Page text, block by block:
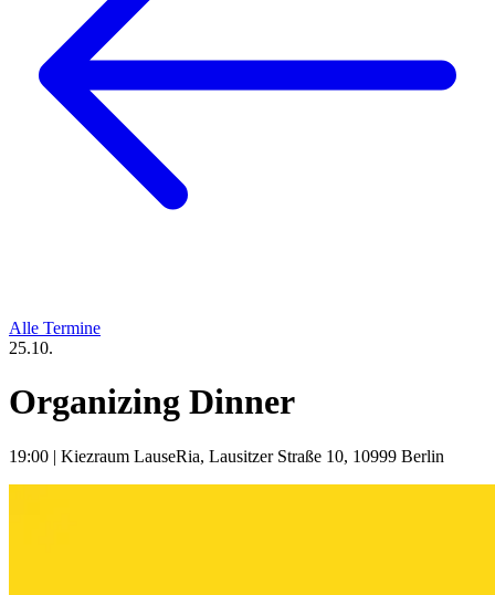
Alle Termine
25.10.
Organizing Dinner
19:00 | Kiezraum LauseRia, Lausitzer Straße 10, 10999 Berlin